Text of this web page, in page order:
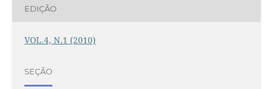
EDIÇÃO
VOL.4, N.1 (2010)
SEÇÃO